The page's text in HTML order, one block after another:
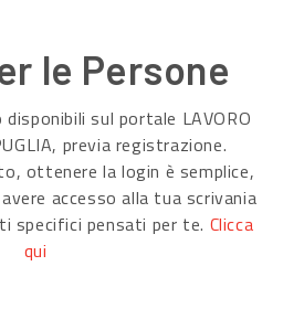
le Persone
sul portale LAVORO
previa registrazione.
ottenere la login è semplice,
accesso alla tua scrivania
specifici pensati per te. Clicca
qui